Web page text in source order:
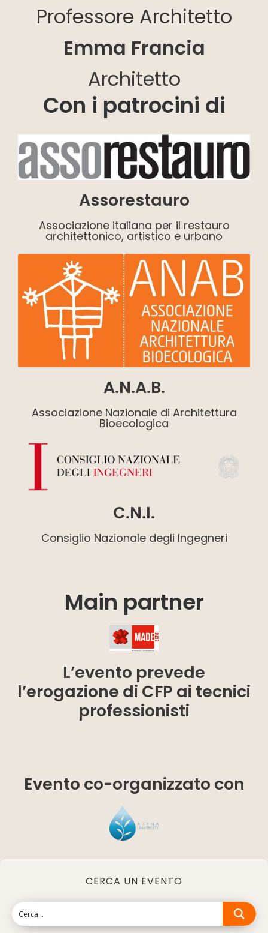
Professore Architetto
Emma Francia
Architetto
Con i patrocini di
Assorestauro
Associazione italiana per il restauro
architettonico, artistico e urbano
A.N.A.B.
Associazione Nazionale di Architettura
Bioecologica
C.N.I.
Consiglio Nazionale degli Ingegneri
Main partner
L’evento prevede
l’erogazione di CFP ai tecnici
professionisti
Evento co-organizzato con
CERCA UN EVENTO